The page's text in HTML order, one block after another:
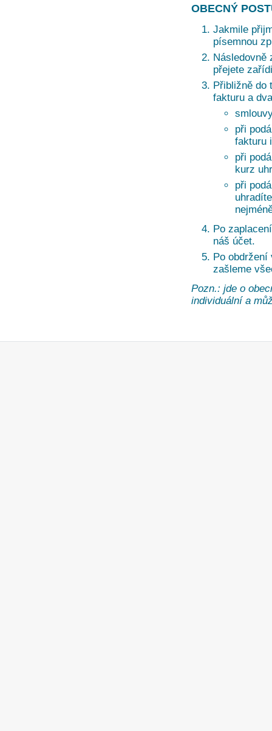
OBECNÝ
Jakmile
písemnou
Následovně
přejete
Přibližně do
fakturu a
při
fakturu
při
kurz
při
Po
náš účet.
Po obdržení
zašleme
Pozn.: jde o
individuální a